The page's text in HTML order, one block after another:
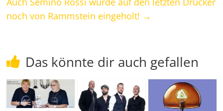
noch von Rammstein eingeholt! →
Das könnte dir auch gefallen